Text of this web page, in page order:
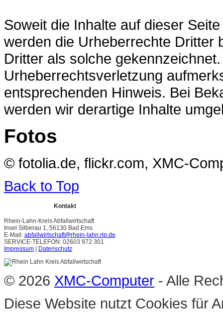
Soweit die Inhalte auf dieser
werden die Urheberrechte Dritter
Dritter als solche
Urheberrechtsverletzung
entsprechenden Hinweis. Bei
werden wir derartige Inhalte
Fotos
© fotolia.de, flickr.com, XMC-
Back to Top
Kontakt
Rhein-Lahn-Kreis Abfallwirtschaft
Insel Silberau 1, 56130 Bad Ems
E-Mail: abfallwirtschaft@rhein-lahn.rlp.de
SERVICE-TELEFON: 02603 972 301
Impressum
Datenschutz
© 2026 XMC-Computer - Alle
Diese Website nutzt Cookies für